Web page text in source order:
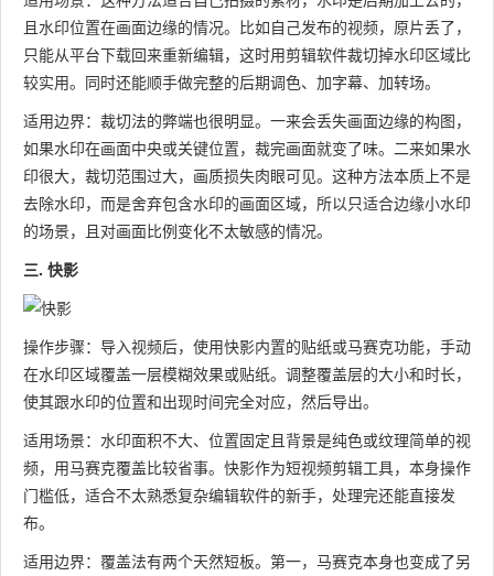
且水印位置在画面边缘的情况。比如自己发布的视频，原片丢了，
只能从平台下载回来重新编辑，这时用剪辑软件裁切掉水印区域比
较实用。同时还能顺手做完整的后期调色、加字幕、加转场。
适用边界：裁切法的弊端也很明显。一来会丢失画面边缘的构图，
如果水印在画面中央或关键位置，裁完画面就变了味。二来如果水
印很大，裁切范围过大，画质损失肉眼可见。这种方法本质上不是
去除水印，而是舍弃包含水印的画面区域，所以只适合边缘小水印
的场景，且对画面比例变化不太敏感的情况。
三. 快影
操作步骤：导入视频后，使用快影内置的贴纸或马赛克功能，手动
在水印区域覆盖一层模糊效果或贴纸。调整覆盖层的大小和时长，
使其跟水印的位置和出现时间完全对应，然后导出。
适用场景：水印面积不大、位置固定且背景是纯色或纹理简单的视
频，用马赛克覆盖比较省事。快影作为短视频剪辑工具，本身操作
门槛低，适合不太熟悉复杂编辑软件的新手，处理完还能直接发
布。
适用边界：覆盖法有两个天然短板。第一，马赛克本身也变成了另